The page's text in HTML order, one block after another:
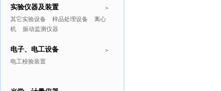
>
实验仪器及装置
其它实验设备 样品处理设备
离心
机
振动监测仪器
>
电子、电工设备
电工校验装置